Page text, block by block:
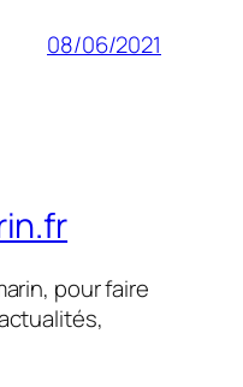
08/06/2021
pour faire